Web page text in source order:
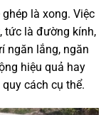
là xong. Việc
, tức là đường kính,
ngăn lắng, ngăn
hiệu quả hay
cách cụ thể.